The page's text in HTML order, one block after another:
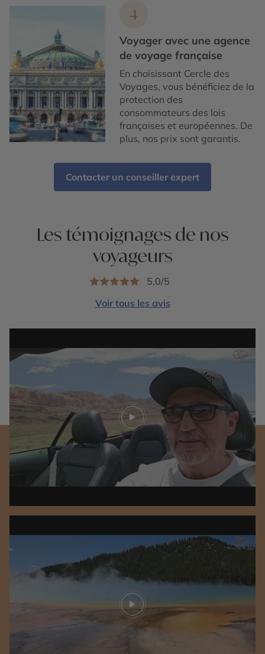
4
Voyager avec une agence
de voyage française
En choisissant Cercle des
Voyages, vous bénéficiez de la
protection des
consommateurs des lois
françaises et européennes. De
plus, nos prix sont garantis.
Contacter un conseiller expert
Les témoignages de nos
voyageurs
5,0/5
Voir tous les avis
Play video
Play video